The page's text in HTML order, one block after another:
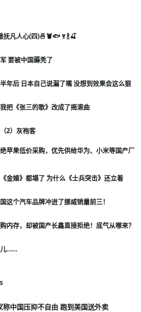
间烟火味, 最抚凡人心(四)🍜🦞🐟🍷🍾🍒
要被中国薅秃了
年后 日本自己说漏了嘴 没想到效果会这么狠
我把《张三的歌》改成了摇滚曲
2）灰袍客
苹果低价采购，优先供给华为、小米等国产厂
《金婚》都塌了 为什么《士兵突击》还立着
这个汽车品牌冲进了挪威销量前三！
内存，却被国产长鑫直接拒绝！底气从哪来？
儿……
称中国压抑不自由 跑到美国送外卖